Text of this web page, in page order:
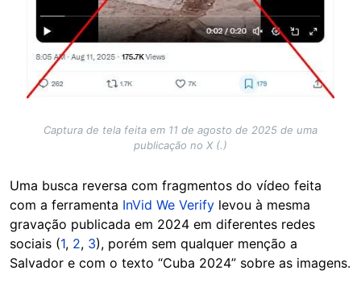
Captura de tela feita em 11 de agosto de 2025 de uma
publicação no X (.)
Uma busca reversa com fragmentos do vídeo feita
com a ferramenta InVid We Verify levou à mesma
gravação publicada em 2024 em diferentes redes
sociais (1, 2, 3), porém sem qualquer menção a
Salvador e com o texto “Cuba 2024” sobre as imagens.